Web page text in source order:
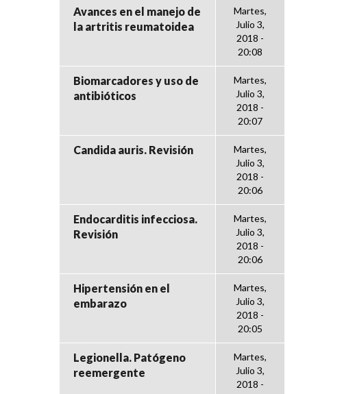
Avances en el manejo de
la artritis reumatoidea
Martes,
Julio 3,
2018 -
20:08
Biomarcadores y uso de
antibióticos
Martes,
Julio 3,
2018 -
20:07
Candida auris. Revisión
Martes,
Julio 3,
2018 -
20:06
Endocarditis infecciosa.
Revisión
Martes,
Julio 3,
2018 -
20:06
Hipertensión en el
embarazo
Martes,
Julio 3,
2018 -
20:05
Legionella. Patógeno
reemergente
Martes,
Julio 3,
2018 -